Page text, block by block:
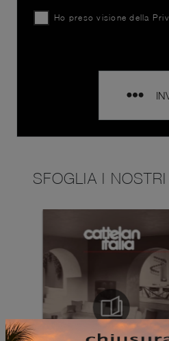
Ho preso visione della
SFOGLIA I